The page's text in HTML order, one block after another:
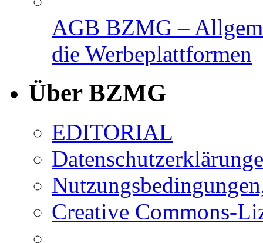
AGB BZMG –
die Werbeplattformen
Über BZMG
EDITORIAL
Creative Commons-